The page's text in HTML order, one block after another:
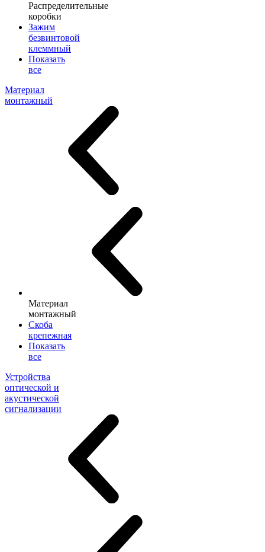
Распределительные
коробки
Зажим
безвинтовой
клеммный
Показать
все
Материал
монтажный
Материал
монтажный
Скоба
крепежная
Показать
все
Устройства
оптической и
акустической
сигнализации